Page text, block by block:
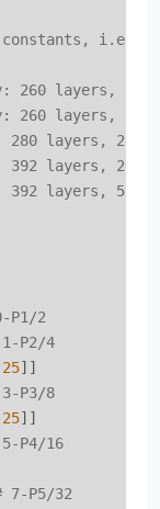
constants,
260 layers,
260 layers,
280 layers,
392 layers,
392 layers,
P1/2
P2/4
]]
P3/8
]]
P4/16
7-P5/32